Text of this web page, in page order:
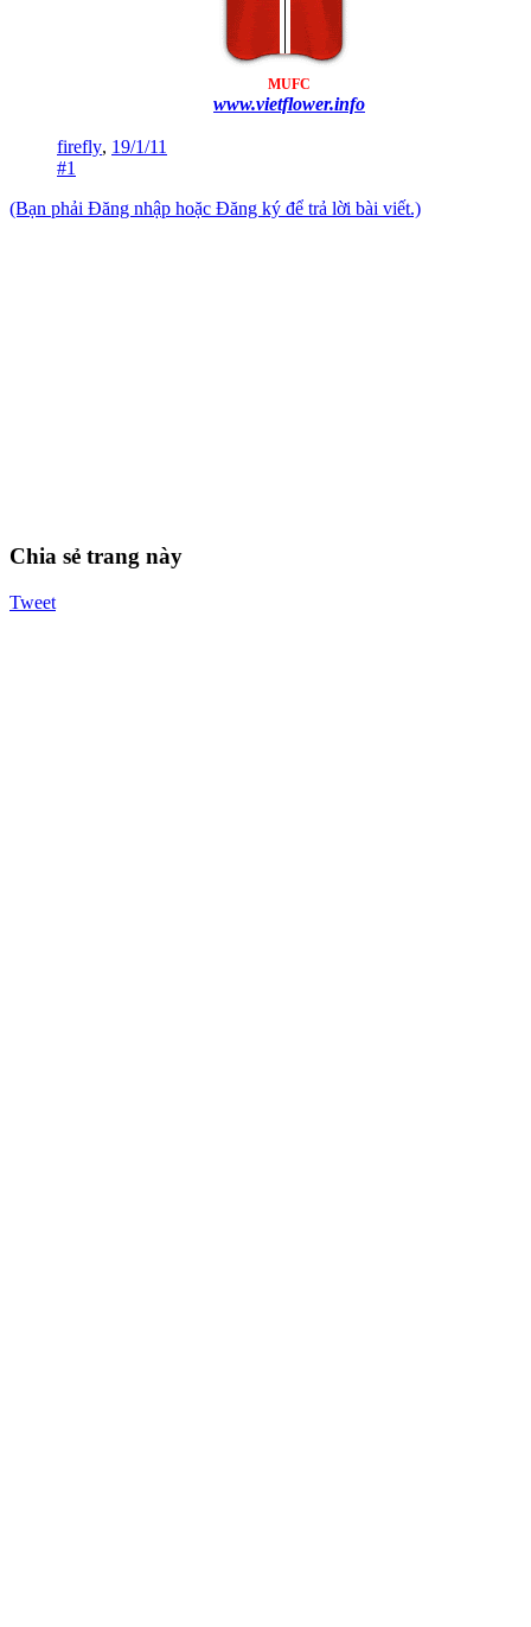
MUFC
www.vietflower.info
firefly, 19/1/11
#1
(Bạn phải Đăng nhập hoặc Đăng ký để trả lời bài viết.)
Chia sẻ trang này
Tweet